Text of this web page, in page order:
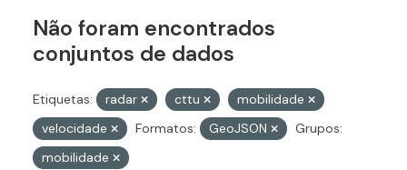
Não foram encontrados
conjuntos de dados
Etiquetas: radar cttu
mobilidade
velocidade
Formatos: GeoJSON
Grupos:
mobilidade